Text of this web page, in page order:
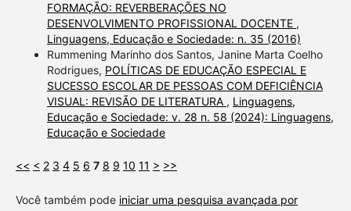
FORMAÇÃO: REVERBERAÇÕES NO
DESENVOLVIMENTO PROFISSIONAL DOCENTE ,
Linguagens, Educação e Sociedade: n. 35 (2016)
Rummening Marinho dos Santos, Janine Marta Coelho
Rodrigues, POLÍTICAS DE EDUCAÇÃO ESPECIAL E
SUCESSO ESCOLAR DE PESSOAS COM DEFICIÊNCIA
VISUAL: REVISÃO DE LITERATURA , Linguagens,
Educação e Sociedade: v. 28 n. 58 (2024): Linguagens,
Educação e Sociedade
<< < 2 3 4 5 6 7 8 9 10 11 > >>
Você também pode iniciar uma pesquisa avançada por